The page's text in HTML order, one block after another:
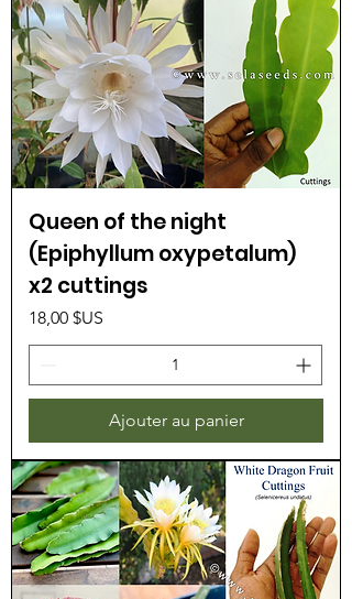
Queen of the night
(Epiphyllum oxypetalum)
x2 cuttings
Prix
18,00 $US
Ajouter au panier